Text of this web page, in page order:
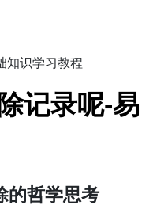
知识学习教程
记录呢-易
的哲学思考